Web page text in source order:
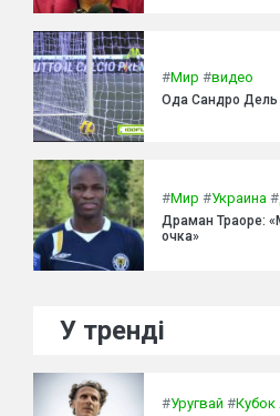
#Мир #видео
Ода Сандро Дель
#Мир #Украина #
Драман Траоре:
очка»
У тренді
#Уругвай #Кубок